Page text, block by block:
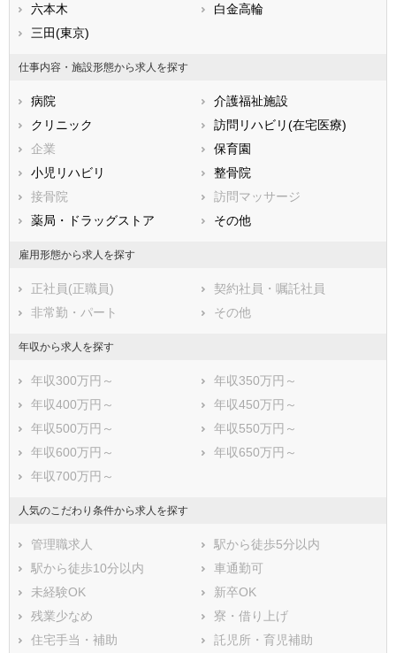
滋賀県
兵庫県
香川県
高知県
福岡県
長崎県
熊本県
鹿児島県
六本木
白金高輪
三田(東京)
仕事内容・施設形態から求人を探す
病院
介護福祉施設
クリニック
訪問リハビリ(在宅医療)
企業
保育園
小児リハビリ
整骨院
接骨院
訪問マッサージ
薬局・ドラッグストア
その他
雇用形態から求人を探す
正社員(正職員)
契約社員・嘱託社員
非常勤・パート
その他
年収から求人を探す
年収300万円～
年収350万円～
年収400万円～
年収450万円～
年収500万円～
年収550万円～
年収600万円～
年収650万円～
年収700万円～
人気のこだわり条件から求人を探す
管理職求人
駅から徒歩5分以内
駅から徒歩10分以内
車通勤可
未経験OK
新卒OK
残業少なめ
寮・借り上げ
住宅手当・補助
託児所・育児補助